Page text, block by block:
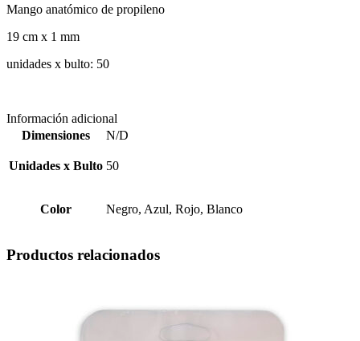
Mango anatómico de propileno
19 cm x 1 mm
unidades x bulto: 50
Información adicional
Dimensiones
N/D
Unidades x Bulto 50
Color Negro, Azul, Rojo, Blanco
Productos relacionados